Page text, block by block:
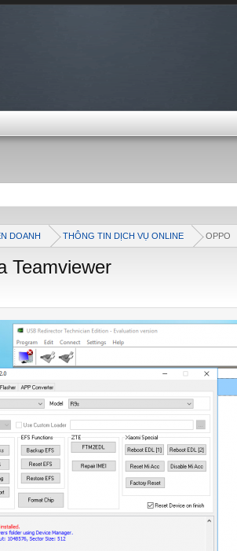
DOANH THÔNG TIN DỊCH VỤ ONLINE OPPO
Teamviewer